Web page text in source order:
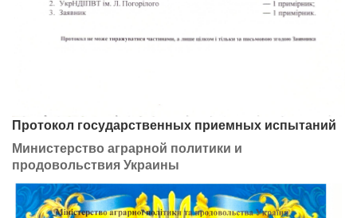
Протокол государственных приемных испытаний
Министерство аграрной политики и
продовольствия Украины